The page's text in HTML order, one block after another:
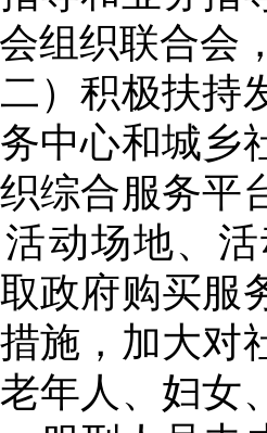
组织联合会
积极扶持
中心和城乡
综合服务平
动场地、
政府购买服
施，加大对
年人、妇女